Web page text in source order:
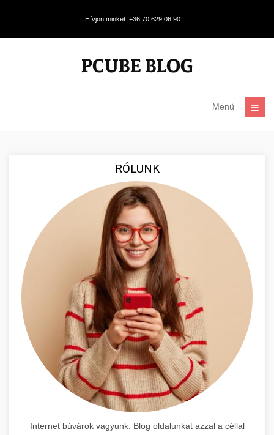
Hívjon minket: +36 70 629 06 90
Menü
RÓLUNK
Internet búvárok vagyunk. Blog oldalunkat azzal a céllal